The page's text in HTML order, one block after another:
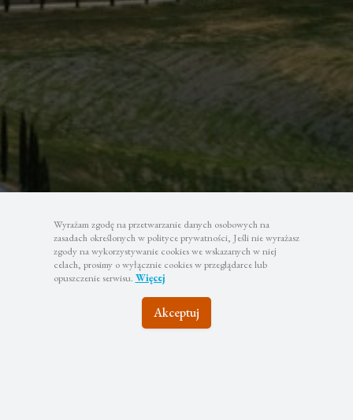
Wyrażam zgodę na przetwarzanie danych osobowych na
zasadach określonych w polityce prywatności, Jeśli nie wyrażasz
zgody na wykorzystywanie cookies we wskazanych w niej
celach, prosimy o wyłącznie cookies w przeglądarce lub
opuszczenie serwisu. Więcej
Akceptuj